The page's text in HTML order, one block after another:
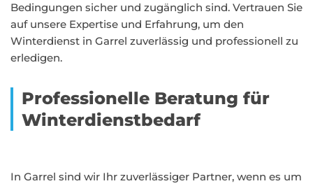
Bedingungen sicher und zugänglich sind. Vertrauen Sie
auf unsere Expertise und Erfahrung, um den
Winterdienst in Garrel zuverlässig und professionell zu
erledigen.
Professionelle Beratung für
Winterdienstbedarf
In Garrel sind wir Ihr zuverlässiger Partner, wenn es um